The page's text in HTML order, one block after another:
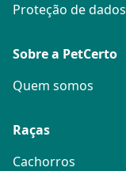
Proteção de dados
Sobre a PetCerto
Quem somos
Raças
Cachorros